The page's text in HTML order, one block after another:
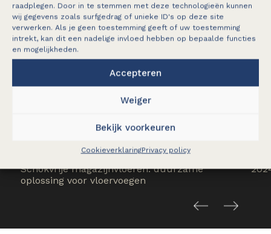
raadplegen. Door in te stemmen met deze technologieën kunnen
wij gegevens zoals surfgedrag of unieke ID's op deze site
verwerken. Als je geen toestemming geeft of uw toestemming
intrekt, kan dit een nadelige invloed hebben op bepaalde functies
en mogelijkheden.
Accepteren
Weiger
Bekijk voorkeuren
CookieverklaringPrivacy policy
Schokvrije magazijnvloeren: duurzame
oplossing voor vloervoegen